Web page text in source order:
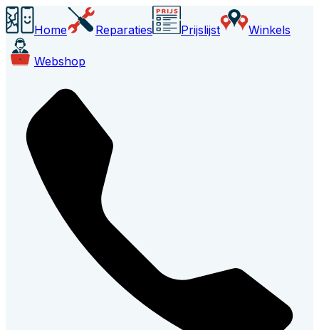
Home Reparaties Prijslijst Winkels
Webshop